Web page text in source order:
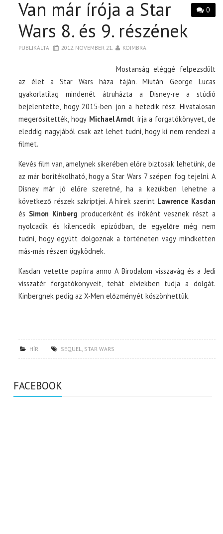
0
Van már írója a Star
Wars 8. és 9. részének
PUBLIKÁLTA 2012. NOVEMBER 21. KOIMBRA
Mostanság eléggé felpezsdült
az élet a Star Wars háza táján. Miután George Lucas
gyakorlatilag mindenét átruházta a Disney-re a stúdió
bejelentette, hogy 2015-ben jön a hetedik rész. Hivatalosan
megerősítették, hogy Michael Arndt írja a forgatókönyvet, de
eleddig nagyjából csak azt lehet tudni, hogy ki nem rendezi a
filmet.
Kevés film van, amelynek sikerében előre biztosak lehetünk, de
az már borítékolható, hogy a Star Wars 7 szépen fog tejelni. A
Disney már jó előre szeretné, ha a kezükben lehetne a
következő részek szkriptjei. A hírek szerint Lawrence Kasdan
és Simon Kinberg producerként és íróként vesznek részt a
nyolcadik és kilencedik epizódban, de egyelőre még nem
tudni, hogy együtt dolgoznak a történeten vagy mindketten
más-más részen ügyködnek.
Kasdan vetette papírra anno A Birodalom visszavág és a Jedi
visszatér forgatókönyveit, tehát elviekben tudja a dolgát.
Kinbergnek pedig az X-Men előzményét köszönhettük.
HÍR SEQUEL, STAR WARS
FACEBOOK